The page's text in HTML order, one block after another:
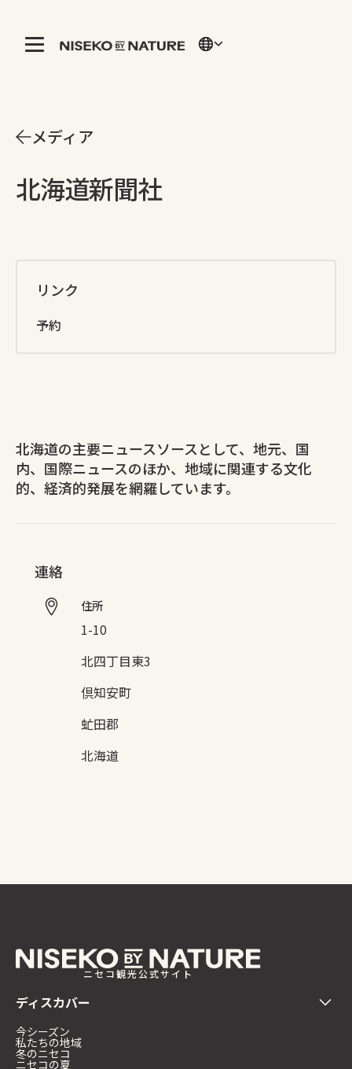
メディア
北海道新聞社
リンク
予約
北海道の主要ニュースソースとして、地元、国
内、国際ニュースのほか、地域に関連する文化
的、経済的発展を網羅しています。
連絡
住所
1-10
北四丁目東3
倶知安町
虻田郡
北海道
ニセコ観光公式サイト
ディスカバー
今シーズン
私たちの地域
冬のニセコ
ニセコの夏